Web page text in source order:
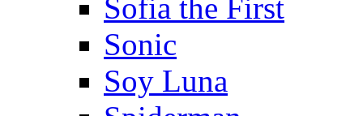
Sofia the First
Sonic
Soy Luna